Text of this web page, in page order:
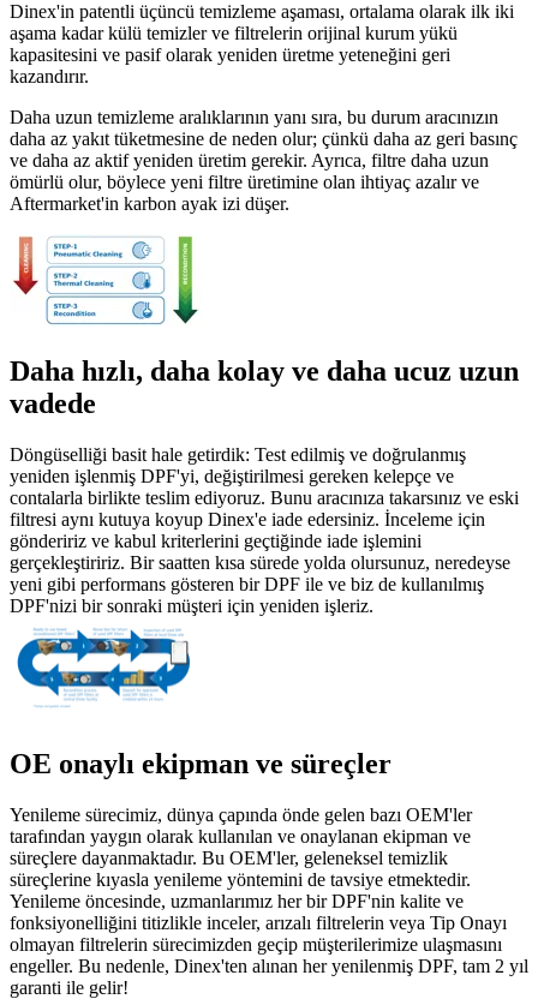
Dinex'in patentli üçüncü temizleme aşaması, ortalama olarak ilk iki
aşama kadar külü temizler ve filtrelerin orijinal kurum yükü
kapasitesini ve pasif olarak yeniden üretme yeteneğini geri
kazandırır.
Daha uzun temizleme aralıklarının yanı sıra, bu durum aracınızın
daha az yakıt tüketmesine de neden olur; çünkü daha az geri basınç
ve daha az aktif yeniden üretim gerekir. Ayrıca, filtre daha uzun
ömürlü olur, böylece yeni filtre üretimine olan ihtiyaç azalır ve
Aftermarket'in karbon ayak izi düşer.
Daha hızlı, daha kolay ve daha ucuz uzun
vadede
Döngüselliği basit hale getirdik: Test edilmiş ve doğrulanmış
yeniden işlenmiş DPF'yi, değiştirilmesi gereken kelepçe ve
contalarla birlikte teslim ediyoruz. Bunu aracınıza takarsınız ve eski
filtresi aynı kutuya koyup Dinex'e iade edersiniz. İnceleme için
göndeririz ve kabul kriterlerini geçtiğinde iade işlemini
gerçekleştiririz. Bir saatten kısa sürede yolda olursunuz, neredeyse
yeni gibi performans gösteren bir DPF ile ve biz de kullanılmış
DPF'nizi bir sonraki müşteri için yeniden işleriz.
OE onaylı ekipman ve süreçler
Yenileme sürecimiz, dünya çapında önde gelen bazı OEM'ler
tarafından yaygın olarak kullanılan ve onaylanan ekipman ve
süreçlere dayanmaktadır. Bu OEM'ler, geleneksel temizlik
süreçlerine kıyasla yenileme yöntemini de tavsiye etmektedir.
Yenileme öncesinde, uzmanlarımız her bir DPF'nin kalite ve
fonksiyonelliğini titizlikle inceler, arızalı filtrelerin veya Tip Onayı
olmayan filtrelerin sürecimizden geçip müşterilerimize ulaşmasını
engeller. Bu nedenle, Dinex'ten alınan her yenilenmiş DPF, tam 2 yıl
garanti ile gelir!